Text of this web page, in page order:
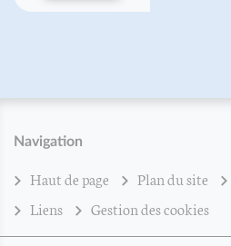
Navigation
Haut de page Plan du site
Liens
Gestion des cookies